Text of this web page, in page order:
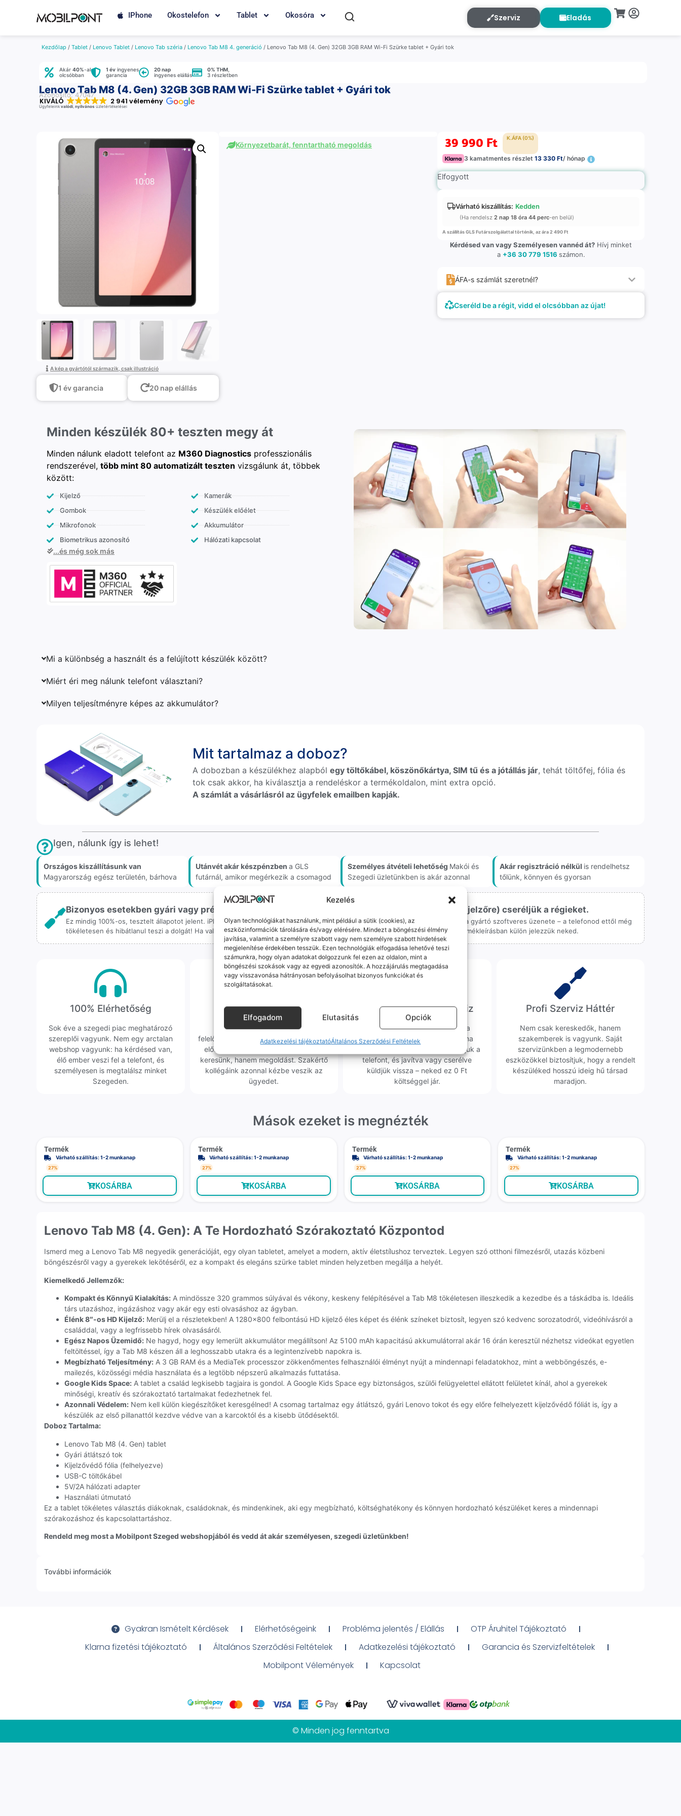
Kezelés
Olyan technológiákat használunk, mint például a sütik (cookies), az
eszközinformációk tárolására és/vagy elérésére. Mindezt a böngészési élmény
javítása, valamint a személyre szabott vagy nem személyre szabott hirdetések
megjelenítése érdekében tesszük. Ezen technológiák elfogadása lehetővé teszi
számunkra, hogy olyan adatokat dolgozzunk fel ezen az oldalon, mint a
böngészési szokások vagy az egyedi azonosítók. A hozzájárulás megtagadása
vagy visszavonása hátrányosan befolyásolhat bizonyos funkciókat és
szolgáltatásokat.
Elfogadom Elutasitás Opciók
Adatkezelési tájékoztatóÁltalános Szerződési Feltételek
IPhone Okostelefon Tablet Okosóra Szerviz Eladás
Kezdőlap / Tablet / Lenovo Tablet / Lenovo Tab széria / Lenovo Tab M8 4. generáció / Lenovo Tab M8 (4. Gen) 32GB 3GB RAM Wi-Fi Szürke tablet + Gyári tok
Akár 40%-al
olcsóbban
1 év ingyenes
garancia
20 nap
ingyenes elállás
0% THM
3 részletben
Lenovo Tab M8 (4. Gen) 32GB 3GB RAM Wi-Fi Szürke tablet + Gyári tok
Azonosító: 47047
KIVÁLÓ 2 941 vélemény
Ügyfeleink valódi, nyilvános üzletértékelései
A kép a gyártótól származik, csak illustráció
1 év garancia 20 nap elállás
Környezetbarát, fenntartható megoldás 39 990 Ft K.ÁFA (0%)
3 kamatmentes részlet13 330 Ft/ hónap
Elfogyott
Várható kiszállítás: Kedden
(Ha rendelsz2 nap 18 óra 44 perc-en belül)
A szállítás GLS Futárszolgálattal történik, az ára 2 490 Ft
Kérdésed van vagy Személyesen vannéd át? Hívj minket
a +36 30 779 1516 számon.
ÁFA-s számlát szeretnél?
Cseréld be a régit, vidd el olcsóbban az újat!
Minden készülék 80+ teszten megy át
Minden nálunk eladott telefont az M360 Diagnostics professzionális
rendszerével, több mint 80 automatizált teszten vizsgálunk át, többek
között:
Kijelző
Gombok
Mikrofonok
Biometrikus azonosító
Kamerák
Készülék előélet
Akkumulátor
Hálózati kapcsolat
...és még sok más
Mi a különbség a használt és a felújított készülék között?
Miért éri meg nálunk telefont választani?
Milyen teljesítményre képes az akkumulátor?
Mit tartalmaz a doboz?
A dobozban a készülékhez alapbólegy töltőkábel, köszönőkártya, SIM tű és a jótállás jár, tehát töltőfej, fólia és
tok csak akkor, ha kiválasztja a rendeléskor a termékoldalon, mint extra opció.
A számlát a vásárlásról az ügyfelek emailben kapják.
Igen, nálunk így is lehet!
Országos kiszállításunk van
Magyarország egész területén, bárhova
Utánvét akár készpénzben a GLS
futárnál, amikor megérkezik a csomagod
Személyes átvételi lehetőség Makói és
Szegedi üzletünkben is akár azonnal
Akár regisztráció nélkül is rendelhetsz
tőlünk, könnyen és gyorsan
Bizonyos esetekben gyári vagy prémium minőségű alkatrészekre (pl. új akkumulátorra vagy kijelzőre) cseréljük a régieket.
Ez mindig 100%-os, tesztelt állapotot jelent. iPhone-oknál előfordulhat az "Ismeretlen alkatrész" jelzés, de ne aggódj, ez csak a gyártó szoftveres üzenete – a telefonod ettől még
tökéletesen és hibátlanul teszi a dolgát! Ha valahol (pl. Samsung S-széria) a gyárinál rosszabb minőségű az alkatrész, azt a termékleírásban külön jelezzük neked.
100% Elérhetőség
Sok éve a szegedi piac meghatározó
szereplői vagyunk. Nem egy arctalan
webshop vagyunk: ha kérdésed van,
élő ember veszi fel a telefont, és
személyesen is megtalálsz minket
Szegeden.
Korrekt Ügyintézés
Hibázni emberi dolog, de a
felelősségvállalás nálunk alap. Ha ritkán
előfordul egy hiba, nem kifogásokat
keresünk, hanem megoldást. Szakértő
kollégáink azonnal kézbe veszik az
ügyedet.
Ingyenes Futár & Szerviz
Ha messze laksz, mi megyünk a
készülékért. Garanciális probléma
esetén küldjük a futárt, bevizsgáljuk a
telefont, és javítva vagy cserélve
küldjük vissza – neked ez 0 Ft
költséggel jár.
Profi Szerviz Háttér
Nem csak kereskedők, hanem
szakemberek is vagyunk. Saját
szervizünkben a legmodernebb
eszközökkel biztosítjuk, hogy a rendelt
készüléked hosszú ideig hű társad
maradjon.
Mások ezeket is megnézték
Termék
Várható szállítás: 1-2 munkanap
27%
KOSÁRBA
Termék
Várható szállítás: 1-2 munkanap
27%
KOSÁRBA
Termék
Várható szállítás: 1-2 munkanap
27%
KOSÁRBA
Termék
Várható szállítás: 1-2 munkanap
27%
KOSÁRBA
Lenovo Tab M8 (4. Gen): A Te Hordozható Szórakoztató Központod
Ismerd meg a Lenovo Tab M8 negyedik generációját, egy olyan tabletet, amelyet a modern, aktív életstílushoz terveztek. Legyen szó otthoni filmezésről, utazás közbeni
böngészésről vagy a gyerekek lekötéséről, ez a kompakt és elegáns szürke tablet minden helyzetben megállja a helyét.
Kiemelkedő Jellemzők:
Kompakt és Könnyű Kialakítás: A mindössze 320 grammos súlyával és vékony, keskeny felépítésével a Tab M8 tökéletesen illeszkedik a kezedbe és a táskádba is. Ideális
társ utazáshoz, ingázáshoz vagy akár egy esti olvasáshoz az ágyban.
Élénk 8″-os HD Kijelző: Merülj el a részletekben! A 1280×800 felbontású HD kijelző éles képet és élénk színeket biztosít, legyen szó kedvenc sorozatodról, videóhívásról a
családdal, vagy a legfrissebb hírek olvasásáról.
Egész Napos Üzemidő: Ne hagyd, hogy egy lemerült akkumulátor megállítson! Az 5100 mAh kapacitású akkumulátorral akár 16 órán keresztül nézhetsz videókat egyetlen
feltöltéssel, így a Tab M8 készen áll a leghosszabb utakra és a legintenzívebb napokra is.
Megbízható Teljesítmény: A 3 GB RAM és a MediaTek processzor zökkenőmentes felhasználói élményt nyújt a mindennapi feladatokhoz, mint a webböngészés, e-
mailezés, közösségi média használata és a legtöbb népszerű alkalmazás futtatása.
Google Kids Space: A tablet a család legkisebb tagjaira is gondol. A Google Kids Space egy biztonságos, szülői felügyelettel ellátott felületet kínál, ahol a gyerekek
minőségi, kreatív és szórakoztató tartalmakat fedezhetnek fel.
Azonnali Védelem: Nem kell külön kiegészítőket keresgélned! A csomag tartalmaz egy átlátszó, gyári Lenovo tokot és egy előre felhelyezett kijelzővédő fóliát is, így a
készülék az első pillanattól kezdve védve van a karcoktól és a kisebb ütődésektől.
Doboz Tartalma:
Lenovo Tab M8 (4. Gen) tablet
Gyári átlátszó tok
Kijelzővédő fólia (felhelyezve)
USB-C töltőkábel
5V/2A hálózati adapter
Használati útmutató
Ez a tablet tökéletes választás diákoknak, családoknak, és mindenkinek, aki egy megbízható, költséghatékony és könnyen hordozható készüléket keres a mindennapi
szórakozáshoz és kapcsolattartáshoz.
Rendeld meg most a Mobilpont Szeged webshopjából és vedd át akár személyesen, szegedi üzletünkben!
További információk
Gyakran Ismételt Kérdések Elérhetőségeink Probléma jelentés / Elállás
OTP Áruhitel Tájékoztató
Klarna fizetési tájékoztató
Általános Szerződési Feltételek Adatkezelési tájékoztató
Garancia és Szervizfeltételek
Mobilpont Vélemények
Kapcsolat
© Minden jog fenntartva